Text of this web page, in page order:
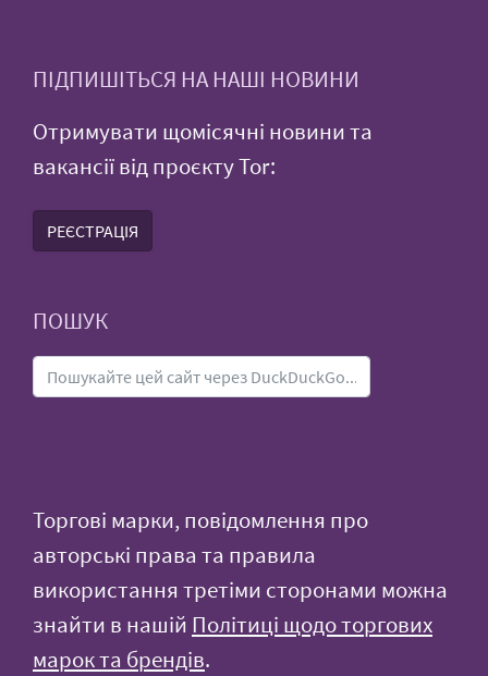
ПІДПИШІТЬСЯ НА НАШІ НОВИНИ
Отримувати щомісячні новини та
вакансії від проєкту Tor:
РЕЄСТРАЦІЯ
ПОШУК
Торгові марки, повідомлення про
авторські права та правила
використання третіми сторонами можна
знайти в нашій Політиці щодо торгових
марок та брендів.